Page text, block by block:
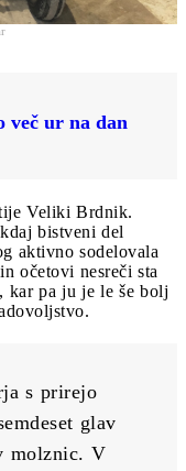
več ur na dan
Veliki Brdnik.
bistveni del
aktivno sodelovala
očetovi nesreči sta
kar pa ju je le še bolj
s prirejo
glav
molznic. V